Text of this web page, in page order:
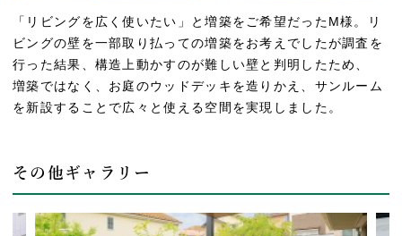
「リビングを広く使いたい」と増築をご希望だったM様。リ
ビングの壁を一部取り払っての増築をお考えでしたが調査を
行った結果、構造上動かすのが難しい壁と判明したため、
増築ではなく、お庭のウッドデッキを造りかえ、サンルーム
を新設することで広々と使える空間を実現しました。
その他ギャラリー